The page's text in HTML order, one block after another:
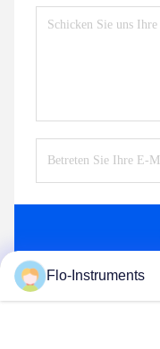
Flo-Instruments